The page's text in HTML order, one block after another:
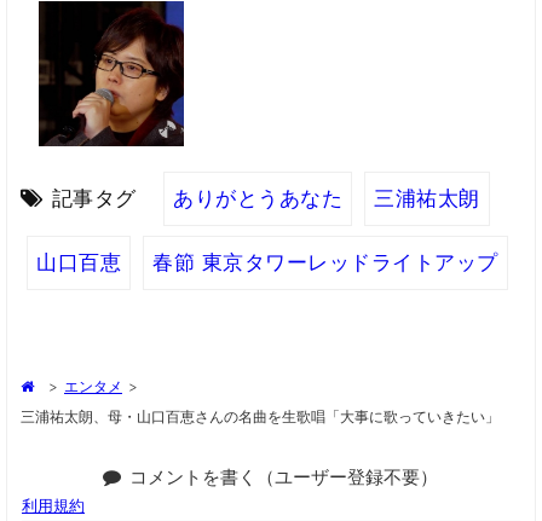
記事タグ ありがとうあなた 三浦祐太朗
山口百恵 春節 東京タワーレッドライトアップ
> エンタメ >
三浦祐太朗、母・山口百恵さんの名曲を生歌唱「大事に歌っていきたい」
コメントを書く（ユーザー登録不要）